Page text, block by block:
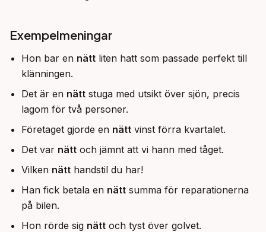
Exempelmeningar
Hon bar en nätt liten hatt som passade perfekt till
klänningen.
Det är en nätt stuga med utsikt över sjön, precis
lagom för två personer.
Företaget gjorde en nätt vinst förra kvartalet.
Det var nätt och jämnt att vi hann med tåget.
Vilken nätt handstil du har!
Han fick betala en nätt summa för reparationerna
på bilen.
Hon rörde sig nätt och tyst över golvet.